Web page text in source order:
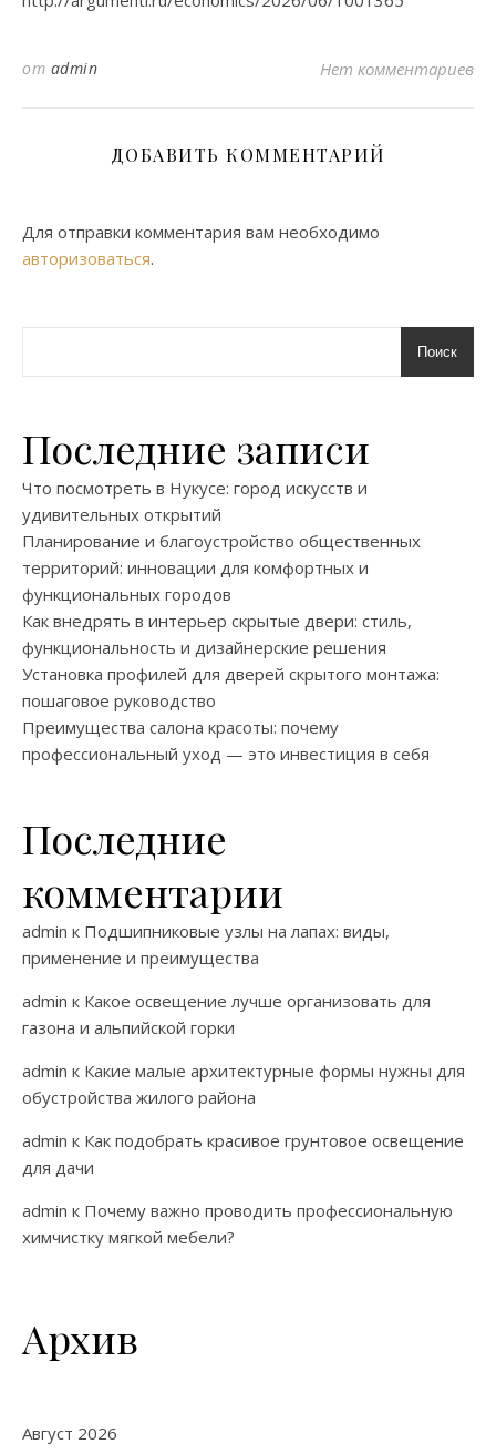
от admin Нет комментариев
ДОБАВИТЬ КОММЕНТАРИЙ
Для отправки комментария вам необходимо
авторизоваться.
Поиск
Последние записи
Что посмотреть в Нукусе: город искусств и
удивительных открытий
Планирование и благоустройство общественных
территорий: инновации для комфортных и
функциональных городов
Как внедрять в интерьер скрытые двери: стиль,
функциональность и дизайнерские решения
Установка профилей для дверей скрытого монтажа:
пошаговое руководство
Преимущества салона красоты: почему
профессиональный уход — это инвестиция в себя
Последние
комментарии
admin к Подшипниковые узлы на лапах: виды,
применение и преимущества
admin к Какое освещение лучше организовать для
газона и альпийской горки
admin к Какие малые архитектурные формы нужны для
обустройства жилого района
admin к Как подобрать красивое грунтовое освещение
для дачи
admin к Почему важно проводить профессиональную
химчистку мягкой мебели?
Архив
Август 2026